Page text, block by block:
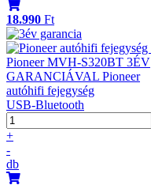
18.990 Ft
Pioneer MVH-S320BT 3ÉV
GARANCIÁVAL Pioneer
autóhifi fejegység
USB-Bluetooth
+
-
db